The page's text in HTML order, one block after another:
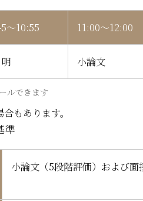
～10:55 11:00～12:00
小論文
ルできます
もあります。
準
小論文（5段階評価）および